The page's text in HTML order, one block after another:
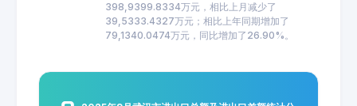
398,9399.8334万元，相比上月减少了
39,5333.4327万元；相比上年同期增加了
79,1340.0474万元，同比增加了26.90%。